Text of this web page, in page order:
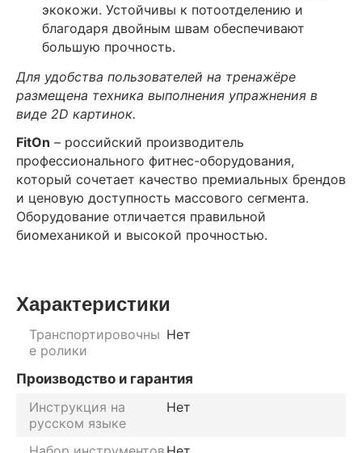
экокожи. Устойчивы к потоотделению и
благодаря двойным швам обеспечивают
большую прочность.
Для удобства пользователей на тренажёре
размещена техника выполнения упражнения в
виде 2D картинок.
FitOn – российский производитель
профессионального фитнес-оборудования,
который сочетает качество премиальных брендов
и ценовую доступность массового сегмента.
Оборудование отличается правильной
биомеханикой и высокой прочностью.
Характеристики
Транспортировочны
е ролики
Нет
Производство и гарантия
Инструкция на
русском языке
Нет